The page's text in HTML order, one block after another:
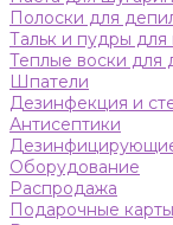
Полоски для
Тальк и пудры для
Теплые воски для
Шпатели
Дезинфекция и
Антисептики
Оборудование
Распродажа
Подарочные карты